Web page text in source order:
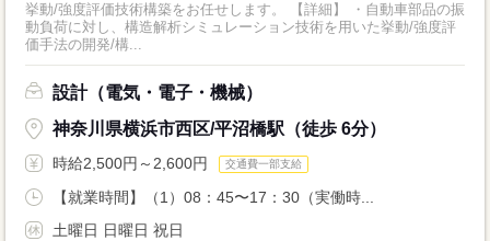
挙動/強度評価技術構築をお任せします。 【詳細】 ・自動車部品の振
動負荷に対し、構造解析シミュレーション技術を用いた挙動/強度評
価手法の開発/構...
設計（電気・電子・機械）
神奈川県横浜市西区/平沼橋駅（徒歩 6分）
時給2,500円～2,600円 交通費一部支給
【就業時間】（1）08：45〜17：30（実働時...
土曜日 日曜日 祝日